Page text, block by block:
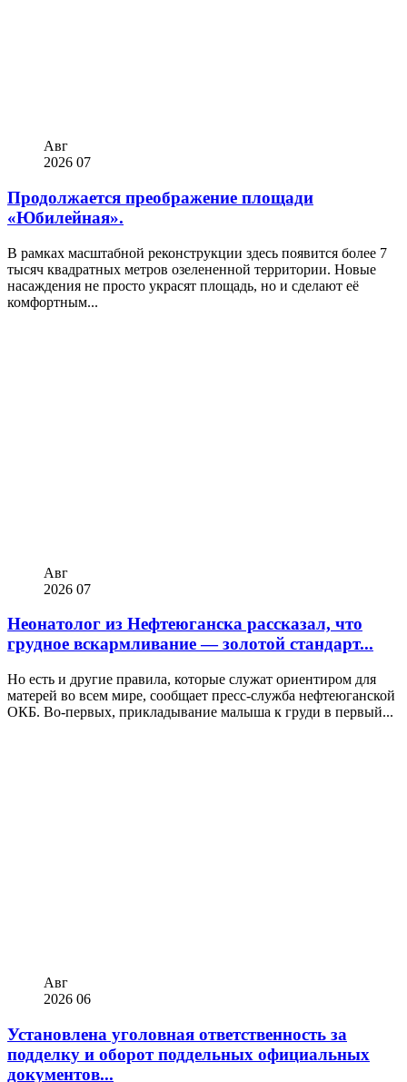
Авг
2026 07
Продолжается преображение площади
«Юбилейная».
В рамках масштабной реконструкции здесь появится более 7
тысяч квадратных метров озелененной территории. Новые
насаждения не просто украсят площадь, но и сделают её
комфортным...
Авг
2026 07
Неонатолог из Нефтеюганска рассказал, что
грудное вскармливание — золотой стандарт...
Но есть и другие правила, которые служат ориентиром для
матерей во всем мире, сообщает пресс-служба нефтеюганской
ОКБ. Во-первых, прикладывание малыша к груди в первый...
Авг
2026 06
Установлена уголовная ответственность за
подделку и оборот поддельных официальных
документов...